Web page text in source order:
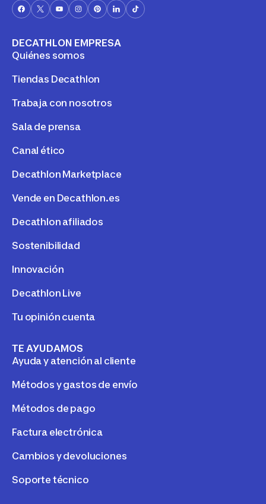
DECATHLON EMPRESA
Quiénes somos
Tiendas Decathlon
Trabaja con nosotros
Sala de prensa
Canal ético
Decathlon Marketplace
Vende en Decathlon.es
Decathlon afiliados
Sostenibilidad
Innovación
Decathlon Live
Tu opinión cuenta
TE AYUDAMOS
Ayuda y atención al cliente
Métodos y gastos de envío
Métodos de pago
Factura electrónica
Cambios y devoluciones
Soporte técnico